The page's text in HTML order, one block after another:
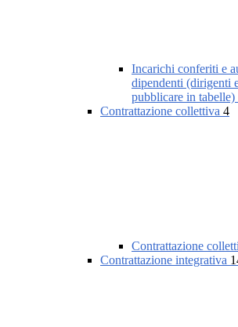
Incarichi conferiti e
dipendenti (dirigenti
pubblicare in tabelle)
Contrattazione collettiva 4
Contrattazione
Contrattazione integrativa